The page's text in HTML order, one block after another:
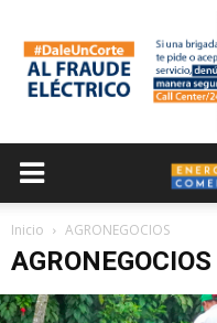
Inicio AGRONEGOCIOS
AGRONEGOCIOS